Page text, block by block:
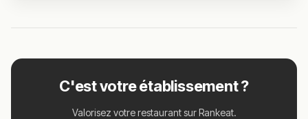
C'est votre établissement ?
Valorisez votre restaurant sur Rankeat.